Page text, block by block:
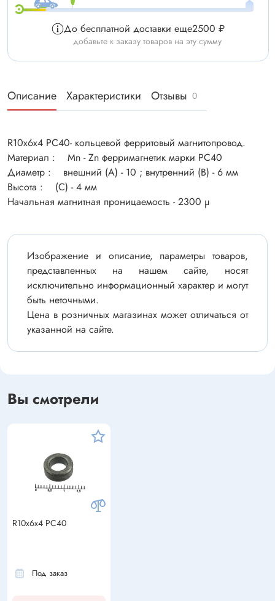
До бесплатной доставки еще2500 ₽
добавьте к заказу товаров на эту сумму
Описание Характеристики Отзывы 0
R10х6х4 PC40- кольцевой ферритовый магнитопровод.
Материал : Mn - Zn ферримагнетик марки PC40
Диаметр : внешний (А) - 10 ; внутренний (B) - 6 мм
Высота : (С) - 4 мм
Начальная магнитная проницаемость - 2300 μ
Изображение и описание, параметры товаров,
представленных на нашем сайте, носят
исключительно информационный характер и могут
быть неточными.
Цена в розничных магазинах может отличаться от
указанной на сайте.
Вы смотрели
R10x6x4 PC40
Под заказ